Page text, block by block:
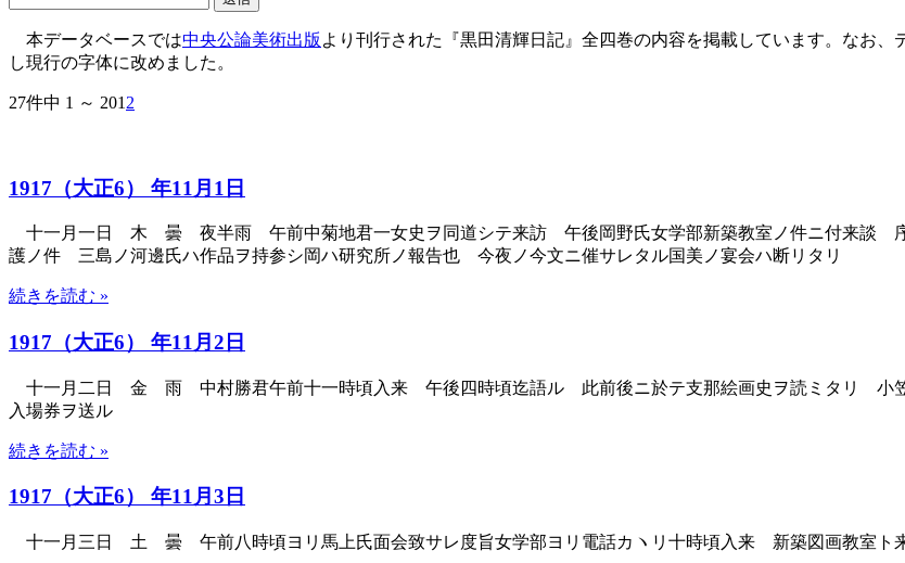
本データベースでは中央公論美術出版 より刊行された『黒田清輝日記』全四巻の内容を掲載しています。なお
し現行の字体に改めました。
27件中 1 ～ 201 2
1917（大正6） 年11月1日
十一月一日 木 曇 夜半雨 午前中菊地君一女史ヲ同道シテ来訪 午後岡野氏女学部新築教室ノ件ニ付来談 序
護ノ件 三島ノ河邊氏ハ作品ヲ持参シ岡ハ研究所ノ報告也 今夜ノ今文ニ催サレタル国美ノ宴会ハ断リタリ
続きを読む »
1917（大正6） 年11月2日
十一月二日 金 雨 中村勝君午前十一時頃入来 午後四時頃迄語ル 此前後ニ於テ支那絵画史ヲ読ミタリ 小笠
入場券ヲ送ル
続きを読む »
1917（大正6） 年11月3日
十一月三日 土 曇 午前八時頃ヨリ馬上氏面会致サレ度旨女学部ヨリ電話カヽリ十時頃入来 新築図画教室ト来